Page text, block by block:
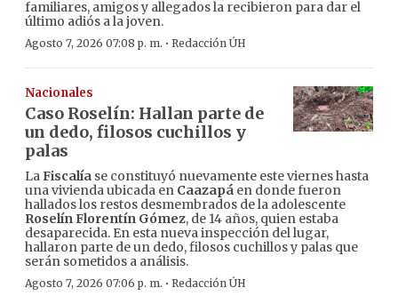
familiares, amigos y allegados la recibieron para dar el
último adiós a la joven.
Agosto 7, 2026 07:08 p. m. · Redacción ÚH
Nacionales
Caso Roselín: Hallan parte de
un dedo, filosos cuchillos y
palas
LaFiscalía se constituyó nuevamente este viernes hasta
una vivienda ubicada en Caazapá en donde fueron
hallados los restos desmembrados de la adolescente
Roselín Florentín Gómez, de 14 años, quien estaba
desaparecida. En esta nueva inspección del lugar,
hallaron parte de un dedo, filosos cuchillos y palas que
serán sometidos a análisis.
Agosto 7, 2026 07:06 p. m. · Redacción ÚH